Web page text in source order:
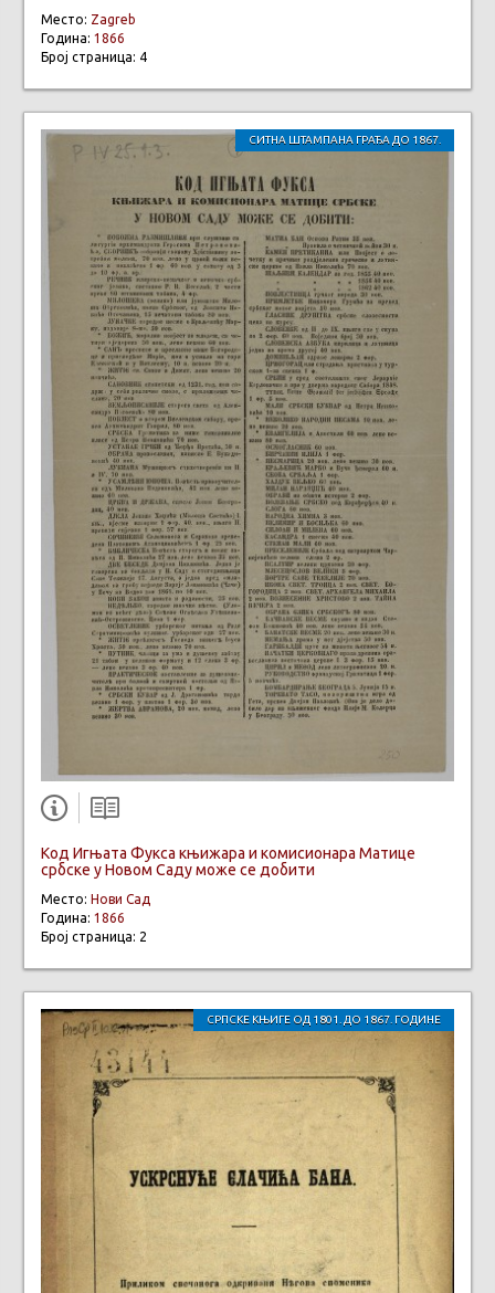
Место: Zagreb
Година: 1866
Број страница: 4
СИТНА ШТАМПАНА ГРАЂА ДО 1867.
Код Игњата Фукса књижара и комисионара Матице
србске у Новом Саду може се добити
Место: Нови Сад
Година: 1866
Број страница: 2
СРПСКЕ КЊИГЕ ОД 1801. ДО 1867. ГОДИНЕ